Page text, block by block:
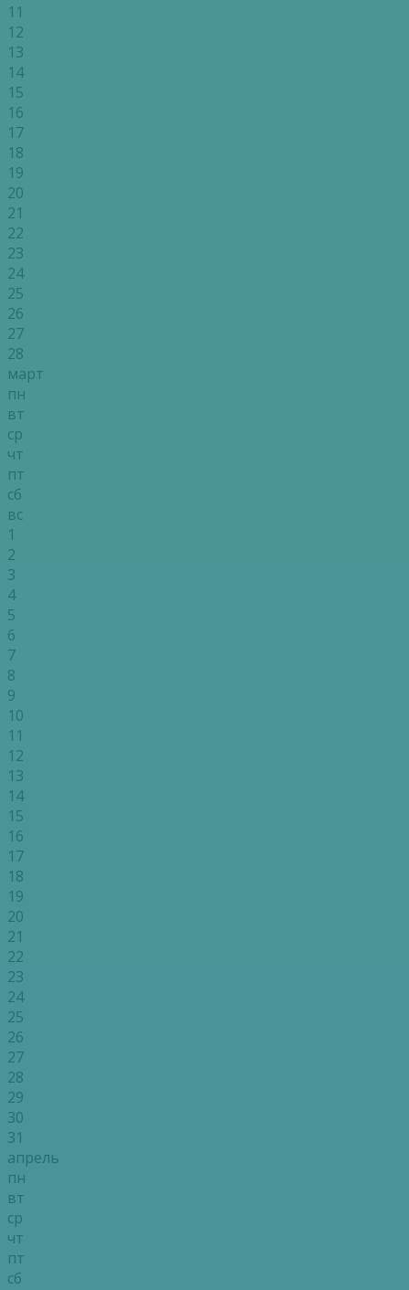
11
12
13
14
15
16
17
18
19
20
21
22
23
24
25
26
27
28
март
пн
вт
ср
чт
пт
сб
вс
1
2
3
4
5
6
7
8
9
10
11
12
13
14
15
16
17
18
19
20
21
22
23
24
25
26
27
28
29
30
31
апрель
пн
вт
ср
чт
пт
сб